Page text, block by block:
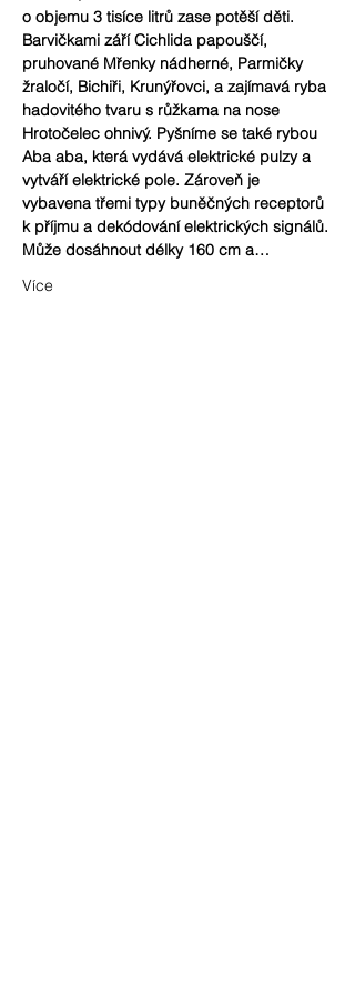
o objemu 3 tisíce litrů zase potěší děti.
Barvičkami září Cichlida papouščí,
pruhované Mřenky nádherné, Parmičky
žraločí, Bichiři, Krunýřovci, a zajímavá ryba
hadovitého tvaru s růžkama na nose
Hrotočelec ohnivý. Pyšníme se také rybou
Aba aba, která vydává elektrické pulzy a
vytváří elektrické pole. Zároveň je
vybavena třemi typy buněčných receptorů
k příjmu a dekódování elektrických signálů.
Může dosáhnout délky 160 cm a…
Více